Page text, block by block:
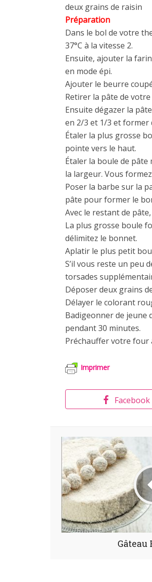
deux grains de raisin
Préparation
Dans le bol de votre
37°C à la vitesse 2.
Ensuite, ajouter la
en mode épi.
Ajouter le beurre
Retirer la pâte de
Ensuite dégazer la
en 2/3 et 1/3 et former
Étaler la plus grosse
pointe vers le haut.
Étaler la boule de
la largeur. Vous
Poser la barbe sur la
pâte pour former le
Avec le restant de
La plus grosse boule
délimitez le bonnet.
Aplatir le plus petit
S’il vous reste un peu
torsades
Déposer deux grains
Délayer le colorant
Badigeonner de jeune
pendant 30 minutes.
Préchauffer votre four
Imprimer
Facebook
Gâteau